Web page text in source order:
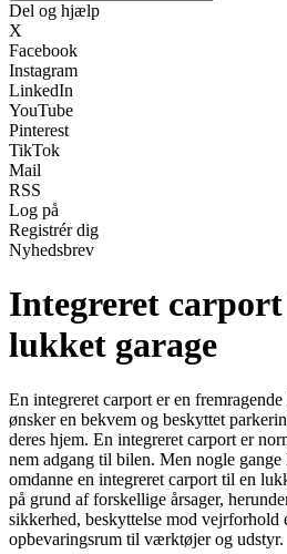
Del og hjælp
X
Facebook
Instagram
LinkedIn
YouTube
Pinterest
TikTok
Mail
RSS
Log på
Registrér dig
Nyhedsbrev
Integreret
lukket garage
En integreret carport er en
ønsker en bekvem og beskyttet
deres hjem. En integreret carport er
nem adgang til bilen. Men nogle
omdanne en integreret carport til en
på grund af forskellige årsager,
sikkerhed, beskyttelse mod vejrforhold
opbevaringsrum til værktøjer og udstyr.